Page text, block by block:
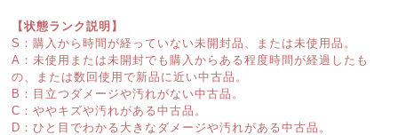
【状態ランク説明】
S：購入から時間が経っていない未開封品、または未使用品。
A：未使用または未開封でも購入からある程度時間が経過したも
の、または数回使用で新品に近い中古品。
B：目立つダメージや汚れがない中古品。
C：ややキズや汚れがある中古品。
D：ひと目でわかる大きなダメージや汚れがある中古品。